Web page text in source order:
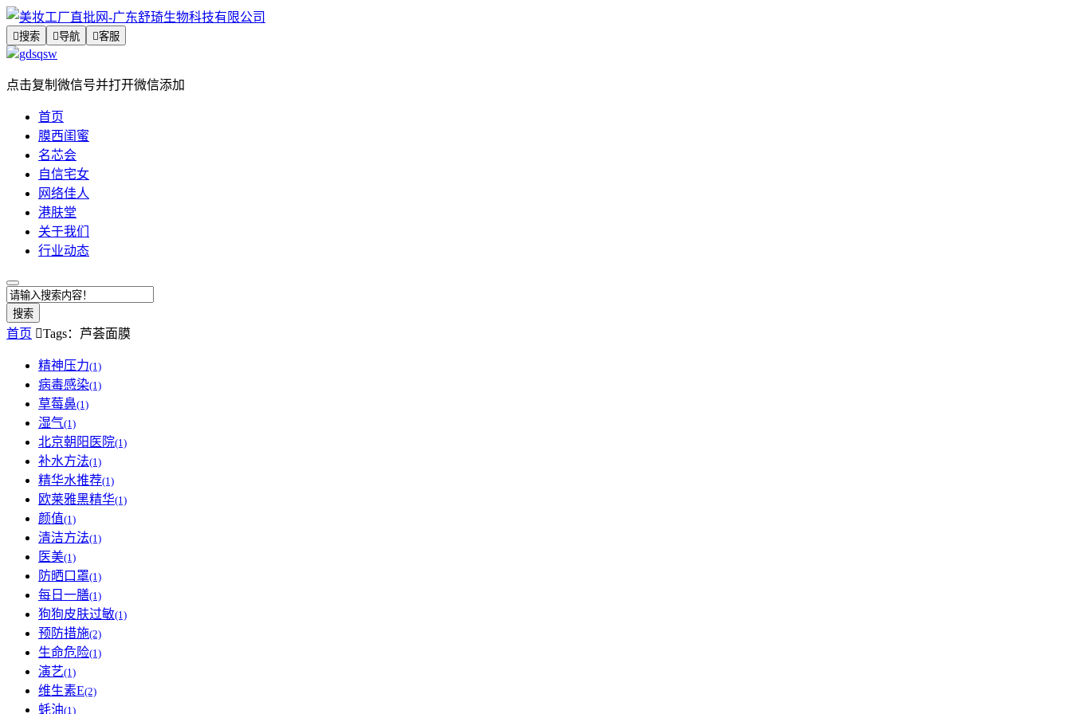
搜索 导航 客服
gdsqsw
点击复制微信号并打开微信添加
首页
膜西闺蜜
名芯会
自信宅女
网络佳人
港肤堂
关于我们
行业动态
搜索
首页 Tags：芦荟面膜
精神压力(1)
病毒感染(1)
草莓鼻(1)
湿气(1)
北京朝阳医院(1)
补水方法(1)
精华水推荐(1)
欧莱雅黑精华(1)
颜值(1)
清洁方法(1)
医美(1)
防晒口罩(1)
每日一膳(1)
狗狗皮肤过敏(1)
预防措施(2)
生命危险(1)
演艺(1)
维生素E(2)
蚝油(1)